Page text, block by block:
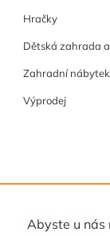
Abyste u nás
Hračky
Dětská zahrada
Zahradní nábytek
Výprodej
Akce a tipy